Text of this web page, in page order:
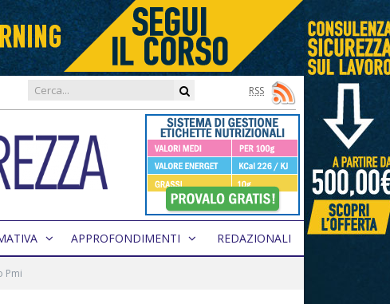
RSS
APPROFONDIMENTI REDAZIONALI
Pmi